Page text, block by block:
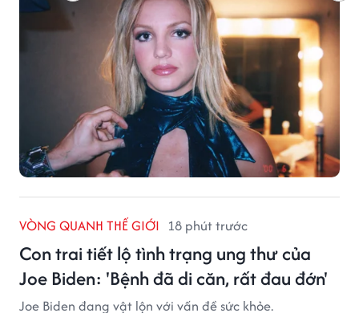
VÒNG QUANH THẾ GIỚI 18 phút trước
Con trai tiết lộ tình trạng ung thư của
Joe Biden: 'Bệnh đã di căn, rất đau đớn'
Joe Biden đang vật lộn với vấn đề sức khỏe.